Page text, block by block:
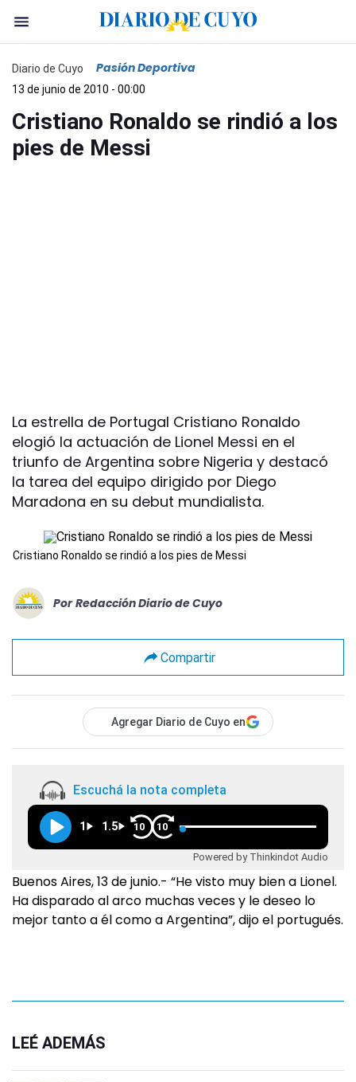
Diario de Cuyo Pasión Deportiva
13 de junio de 2010 - 00:00
Cristiano Ronaldo se rindió a los
pies de Messi
La estrella de Portugal Cristiano Ronaldo
elogió la actuación de Lionel Messi en el
triunfo de Argentina sobre Nigeria y destacó
la tarea del equipo dirigido por Diego
Maradona en su debut mundialista.
Cristiano Ronaldo se rindió a los pies de Messi
Por Redacción Diario de Cuyo
Compartir
Agregar Diario de Cuyo en
Escuchá la nota completa
1 1.5 10 10
Powered by Thinkindot Audio
Buenos Aires, 13 de junio.- “He visto muy bien a Lionel.
Ha disparado al arco muchas veces y le deseo lo
mejor tanto a él como a Argentina”, dijo el portugués.
LEÉ ADEMÁS